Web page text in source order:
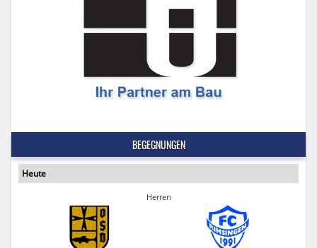
BEGEGNUNGEN
Heute
Herren